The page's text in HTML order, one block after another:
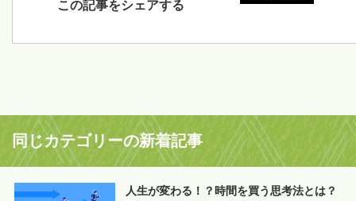
この記事をシェアする
同じカテゴリーの新着記事
人生が変わる！？時間を買う思考法とは？